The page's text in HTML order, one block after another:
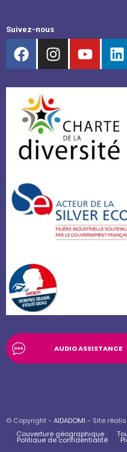
Suivez-nous
AUDIO ASSISTANCE
© Copyright - AIDADOMI - Site
Couverture géographique
Politique de confidentialité